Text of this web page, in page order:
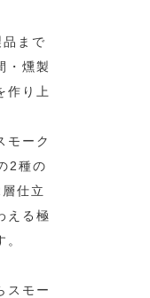
まで
・燻製
作り上
モーク
2種の
仕立
える極
スモー